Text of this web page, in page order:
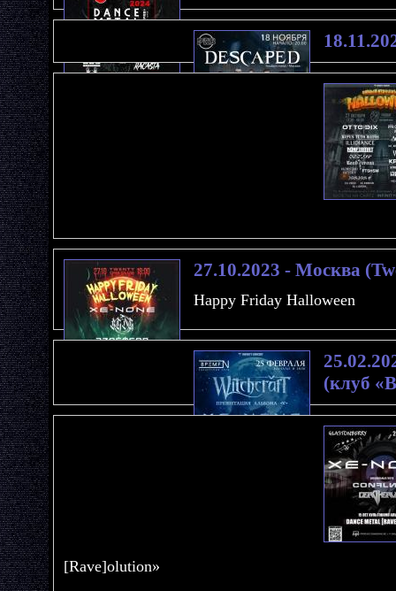
27.10.2023 - Москва
Happy Friday Halloween
(клуб
[Rave]olution»